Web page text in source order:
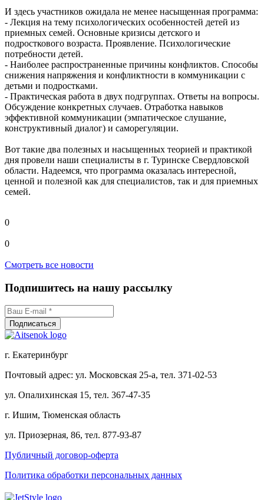
И здесь участников ожидала не менее насыщенная программа:
- Лекция на тему психологических особенностей детей из
приемных семей. Основные кризисы детского и
подросткового возраста. Проявление. Психологические
потребности детей.
- Наиболее распространенные причины конфликтов. Способы
снижения напряжения и конфликтности в коммуникации с
детьми и подростками.
- Практическая работа в двух подгруппах. Ответы на вопросы.
Обсуждение конкретных случаев. Отработка навыков
эффективной коммуникации (эмпатическое слушание,
конструктивный диалог) и саморегуляции.
Вот такие два полезных и насыщенных теорией и практикой
дня провели наши специалисты в г. Туринске Свердловской
области. Надеемся, что программа оказалась интересной,
ценной и полезной как для специалистов, так и для приемных
семей.
0
0
Смотреть все новости
Подпишитесь на нашу рассылку
г. Екатеринбург
Почтовый адрес: ул. Московская 25-а, тел. 371-02-53
ул. Опалихинская 15, тел. 367-47-35
г. Ишим, Тюменская область
ул. Приозерная, 86, тел. 877-93-87
Публичный договор-оферта
Политика обработки персональных данных